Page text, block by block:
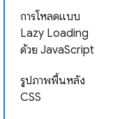
การโหลดแบบ
Lazy Loading
ด้วย JavaScript
รูปภาพพื้นหลัง
CSS